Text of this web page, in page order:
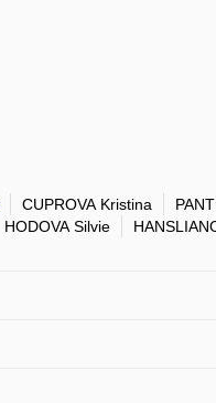
CUPROVA Kristina
HODOVA Silvie